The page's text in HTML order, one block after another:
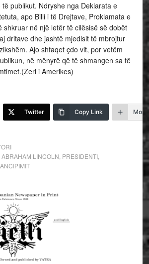
publikut. Ndryshe nga Deklarata e
apo Billi i të Drejtave, Proklamata e
shkruar në një letër të cilësisë së dobët
dritave dhe jashtë mjedisit të mbrojtur
Ajo shfaqet çdo vit, por vetëm
në mënyrë që të shmangen sa të
i Amerikes)
Twitter Copy Link More
ABRAHAM LINCOLN PRESIDENTI,